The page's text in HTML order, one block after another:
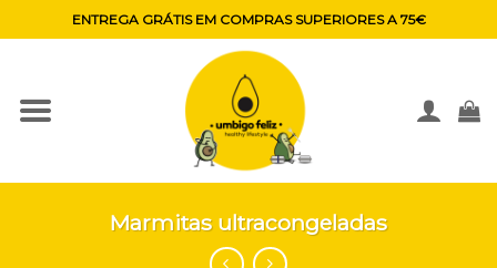
to
ENTREGA GRÁTIS EM COMPRAS SUPERIORES A 75€
Marmitas ultracongeladas